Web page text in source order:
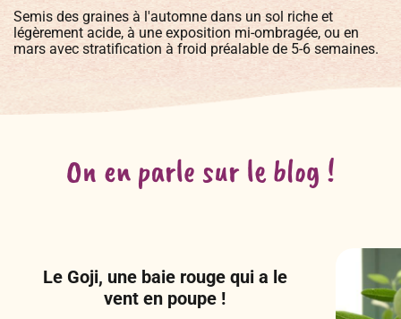
Semis des graines à l'automne dans un sol riche et
légèrement acide, à une exposition mi-ombragée, ou en
mars avec stratification à froid préalable de 5-6 semaines.
On en parle sur le blog !
Le Goji, une baie rouge qui a le
vent en poupe !